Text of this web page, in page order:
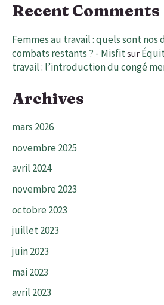
Recent Comments
Femmes au travail : quels sont nos
combats restants ? - Misfitsur
travail : l’introduction du congé
Archives
mars 2026
novembre 2025
avril 2024
novembre 2023
octobre 2023
juillet 2023
juin 2023
mai 2023
avril 2023